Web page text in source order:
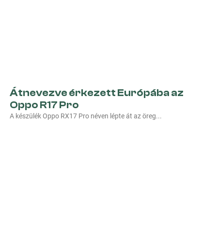
Átnevezve érkezett Európába az
Oppo R17 Pro
A készülék Oppo RX17 Pro néven lépte át az öreg